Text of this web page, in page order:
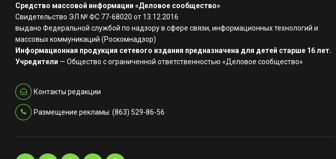
Средство массовой информации «Деловое сообщество»
Свидетельство ЭЛ № ФС 77-68020 от 13.12.2016
выдано Федеральной службой по надзору в сфере связи, информационных технологий и
массовых коммуникаций (Роскомнадзор)
Информационная продукция сетевого издания предназначена для детей старше 16 лет.
Учредители — Общество с ограниченной ответственностью «Деловое сообщество»
Контакты редакции
Размещение рекламы: (863) 529-86-56